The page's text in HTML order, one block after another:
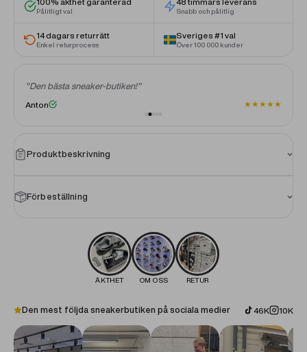
100% äkthet garanterad
Pålitligt val
48 timmars leverans
Snabb och pålitlig
14 dagars returrätt
Enkel returprocess
Sveriges #1 val
Över 100 000 kunder
"Den bästa sneaker-butiken!"
Anton ★★★★★
Produktbeskrivning
Förbeställning
ÄKTHET OM OSS RETUR
Den mest följda sneakerbutiken på sociala medier 46K 10K